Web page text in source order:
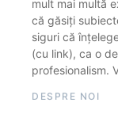
mult mai multă
că găsiți
siguri că
(cu link), ca o
profesionalism.
DESPRE NOI